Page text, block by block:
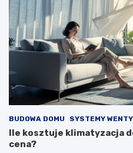
BUDOWA DOMU SYSTEMY
Ile kosztuje klimatyzacja
cena?